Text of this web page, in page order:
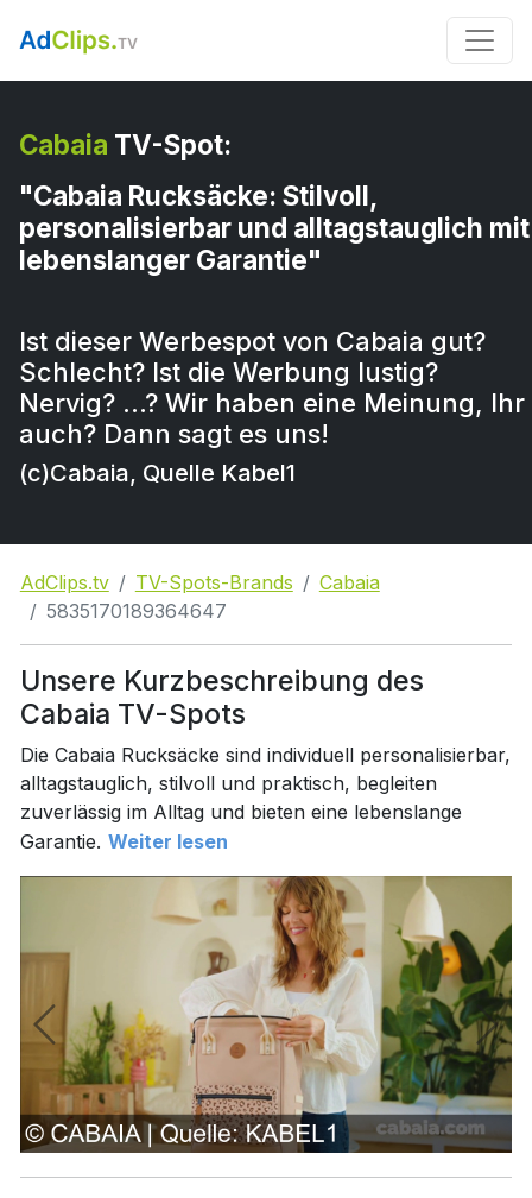
Cabaia TV-Spot:
"Cabaia Rucksäcke: Stilvoll,
personalisierbar und alltagstauglich mit
lebenslanger Garantie"
Ist dieser Werbespot von Cabaia gut?
Schlecht? Ist die Werbung lustig?
Nervig? …? Wir haben eine Meinung, Ihr
auch? Dann sagt es uns!
(c)Cabaia, Quelle Kabel1
AdClips.tv TV-Spots-Brands
Cabaia
5835170189364647
Unsere Kurzbeschreibung des
Cabaia TV-Spots
Die Cabaia Rucksäcke sind individuell personalisierbar,
alltagstauglich, stilvoll und praktisch, begleiten
zuverlässig im Alltag und bieten eine lebenslange
Garantie. Weiter lesen